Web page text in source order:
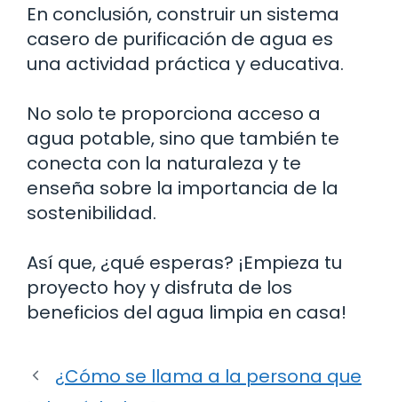
En conclusión, construir un sistema
casero de purificación de agua es
una actividad práctica y educativa.
No solo te proporciona acceso a
agua potable, sino que también te
conecta con la naturaleza y te
enseña sobre la importancia de la
sostenibilidad.
Así que, ¿qué esperas? ¡Empieza tu
proyecto hoy y disfruta de los
beneficios del agua limpia en casa!
¿Cómo se llama a la persona que